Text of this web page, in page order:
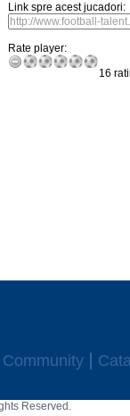
Link spre acest jucadori:
Rate player:
16
Community
Reserved.